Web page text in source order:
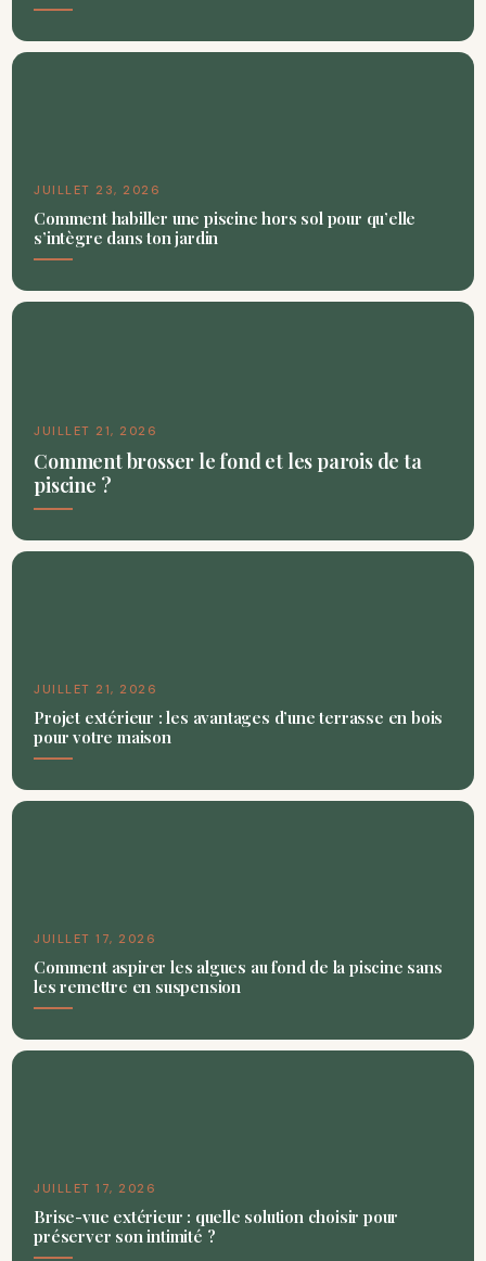
JUILLET 23, 2026
Comment habiller une piscine hors sol pour qu’elle
s’intègre dans ton jardin
JUILLET 21, 2026
Comment brosser le fond et les parois de ta
piscine ?
JUILLET 21, 2026
Projet extérieur : les avantages d’une terrasse en bois
pour votre maison
JUILLET 17, 2026
Comment aspirer les algues au fond de la piscine sans
les remettre en suspension
JUILLET 17, 2026
Brise-vue extérieur : quelle solution choisir pour
préserver son intimité ?